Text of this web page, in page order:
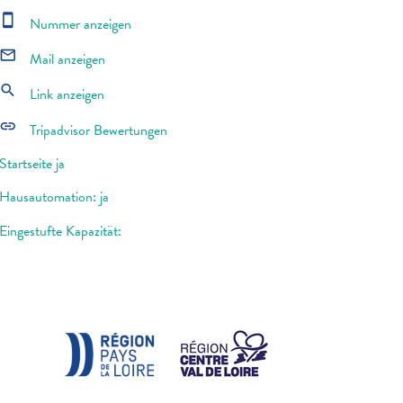
smartphone Nummer anzeigen
mail_outline Mail anzeigen
search Link anzeigen
link
Tripadvisor Bewertungen
Startseite ja
Hausautomation: ja
Eingestufte Kapazität: